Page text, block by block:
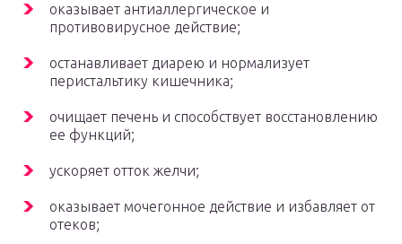
оказывает антиаллергическое и
противовирусное действие;
останавливает диарею и нормализует
перистальтику кишечника;
очищает печень и способствует восстановлению
ее функций;
ускоряет отток желчи;
оказывает мочегонное действие и избавляет от
отеков;